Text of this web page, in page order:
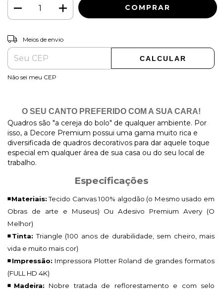
Entregas para o CEP:
Meios de envio
CALCULAR
Não sei meu CEP
O SEU CANTO PREFERIDO COM A SUA CARA!
Quadros são "a cereja do bolo" de qualquer ambiente. Por
isso, a Decore Premium possui uma gama muito rica e
diversificada de quadros decorativos para dar aquele toque
especial em qualquer área de sua casa ou do seu local de
trabalho.
Especificações
◾Materiais:Tecido Canvas 100% algodão (o Mesmo usado em
Obras de arte e Museus) Ou Adesivo Premium Avery (O
Melhor)
◾Tinta: Triangle (100 anos de durabilidade, sem cheiro, mais
vida e muito mais cor)
◾Impressão: Impressora Plotter Roland de grandes formatos
(FULL HD 4K)
◾Madeira: Nobre tratada de reflorestamento e com selo